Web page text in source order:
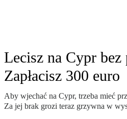
Lecisz na Cypr bez
Zapłacisz 300 euro
Aby wjechać na Cypr, trzeba mieć
Za jej brak grozi teraz grzywna w